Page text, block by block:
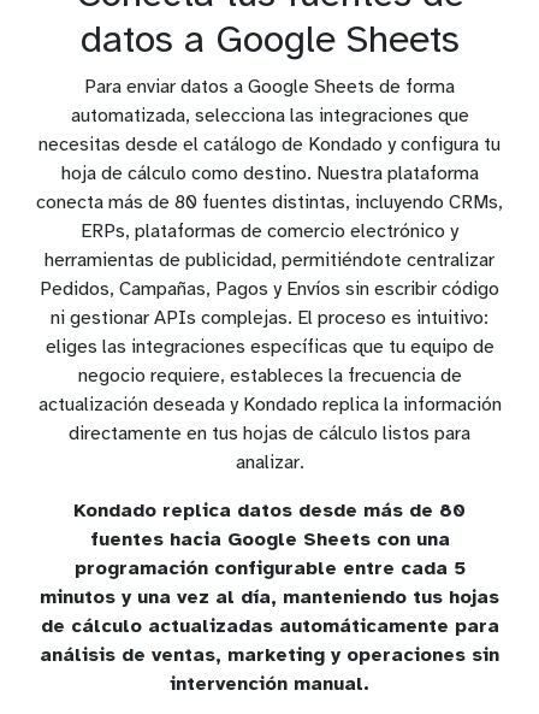
datos a Google Sheets
Para enviar datos a Google Sheets de forma
automatizada, selecciona las integraciones que
necesitas desde el catálogo de Kondado y configura tu
hoja de cálculo como destino. Nuestra plataforma
conecta más de 80 fuentes distintas, incluyendo CRMs,
ERPs, plataformas de comercio electrónico y
herramientas de publicidad, permitiéndote centralizar
Pedidos, Campañas, Pagos y Envíos sin escribir código
ni gestionar APIs complejas. El proceso es intuitivo:
eliges las integraciones específicas que tu equipo de
negocio requiere, estableces la frecuencia de
actualización deseada y Kondado replica la información
directamente en tus hojas de cálculo listos para
analizar.
Kondado replica datos desde más de 80
fuentes hacia Google Sheets con una
programación configurable entre cada 5
minutos y una vez al día, manteniendo tus hojas
de cálculo actualizadas automáticamente para
análisis de ventas, marketing y operaciones sin
intervención manual.